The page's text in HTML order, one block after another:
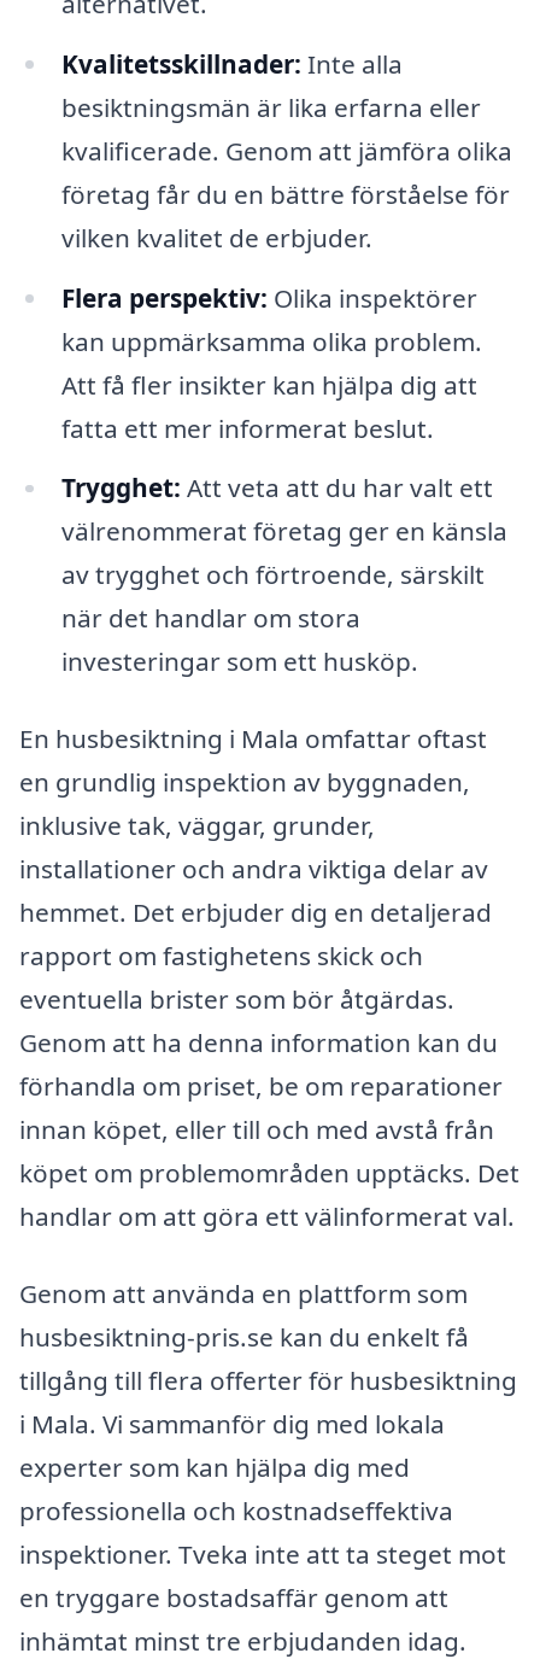
Kvalitetsskillnader: Inte alla
besiktningsmän är lika erfarna eller
kvalificerade. Genom att jämföra olika
företag får du en bättre förståelse för
vilken kvalitet de erbjuder.
Flera perspektiv: Olika inspektörer
kan uppmärksamma olika problem.
Att få fler insikter kan hjälpa dig att
fatta ett mer informerat beslut.
Trygghet: Att veta att du har valt ett
välrenommerat företag ger en känsla
av trygghet och förtroende, särskilt
när det handlar om stora
investeringar som ett husköp.
En husbesiktning i Mala omfattar oftast
en grundlig inspektion av byggnaden,
inklusive tak, väggar, grunder,
installationer och andra viktiga delar av
hemmet. Det erbjuder dig en detaljerad
rapport om fastighetens skick och
eventuella brister som bör åtgärdas.
Genom att ha denna information kan du
förhandla om priset, be om reparationer
innan köpet, eller till och med avstå från
köpet om problemområden upptäcks. Det
handlar om att göra ett välinformerat val.
Genom att använda en plattform som
husbesiktning-pris.se kan du enkelt få
tillgång till flera offerter för husbesiktning
i Mala. Vi sammanför dig med lokala
experter som kan hjälpa dig med
professionella och kostnadseffektiva
inspektioner. Tveka inte att ta steget mot
en tryggare bostadsaffär genom att
inhämtat minst tre erbjudanden idag.